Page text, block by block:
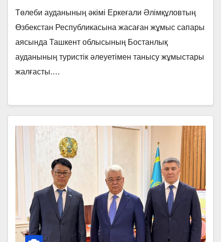
НЫҒАЯДЫ
Төлеби ауданының әкімі Еркеғали Әлімқұловтың
Өзбекстан Республикасына жасаған жұмыс сапары
аясында Ташкент облысының Бостанлық
ауданының туристік әлеуетімен танысу жұмыстары
жалғасты.…